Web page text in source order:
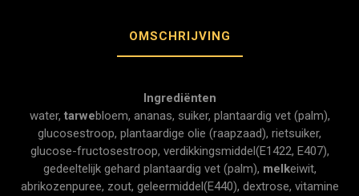
OMSCHRIJVING
Ingrediënten
water, tarwebloem, ananas, suiker, plantaardig vet (palm),
glucosestroop, plantaardige olie (raapzaad), rietsuiker,
glucose-fructosestroop, verdikkingsmiddel(E1422, E407),
gedeeltelijk gehard plantaardig vet (palm), melkeiwit,
abrikozenpuree, zout, geleermiddel(E440), dextrose, vitamine